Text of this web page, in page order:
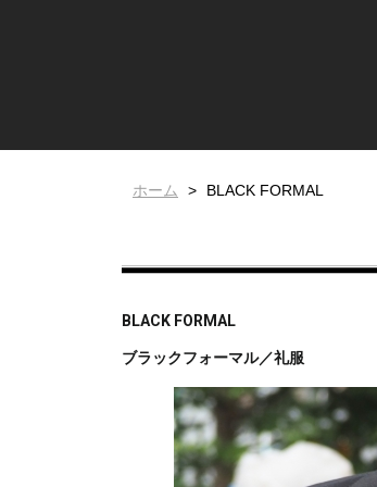
ホーム BLACK FORMAL
BLACK FORMAL
ブラックフォーマル／礼服